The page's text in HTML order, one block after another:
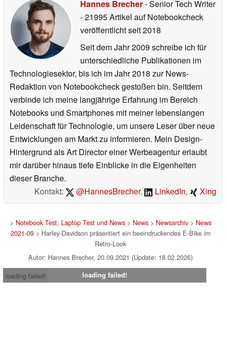
Hannes Brecher- Senior Tech Writer
- 21995 Artikel auf Notebookcheck
veröffentlichtseit 2018
Seit dem Jahr 2009 schreibe ich für
unterschiedliche Publikationen im
Technologiesektor, bis ich im Jahr 2018 zur News-
Redaktion von Notebookcheck gestoßen bin. Seitdem
verbinde ich meine langjährige Erfahrung im Bereich
Notebooks und Smartphones mit meiner lebenslangen
Leidenschaft für Technologie, um unsere Leser über neue
Entwicklungen am Markt zu informieren. Mein Design-
Hintergrund als Art Director einer Werbeagentur erlaubt
mir darüber hinaus tiefe Einblicke in die Eigenheiten
dieser Branche.
Kontakt:
@HannesBrecher, LinkedIn, Xing
> Notebook Test, Laptop Test und News> News> Newsarchiv> News
2021-09> Harley-Davidson präsentiert ein beeindruckendes E-Bike im
Retro-Look
Autor: Hannes Brecher, 20.09.2021 (Update: 18.02.2026)
loading failed!
loading failed!